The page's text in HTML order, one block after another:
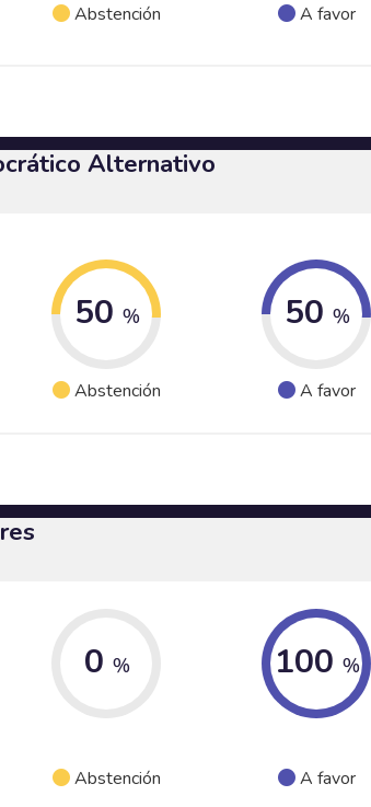
Abstención A favor
Alternativo
50 %
Abstención
50 %
A favor
0 %
Abstención
100 %
A favor